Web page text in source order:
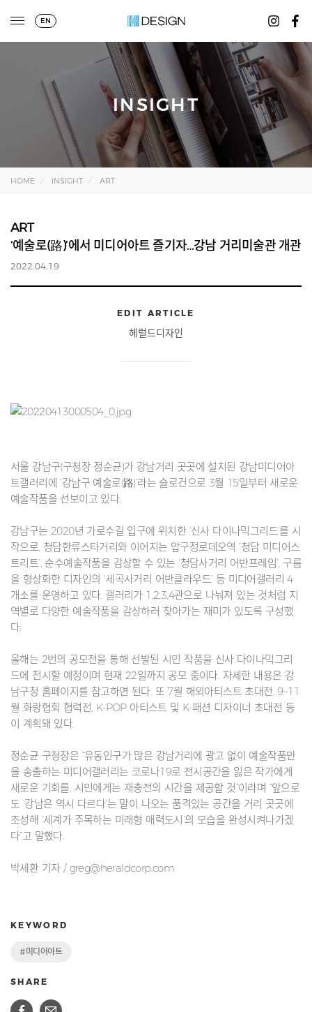
EN
INSIGHT
HOME INSIGHT ART
ART
‘예술로(路)’에서 미디어아트 즐기자…강남 거리미술관 개관
2022.04.19
EDIT ARTICLE
헤럴드디자인
서울 강남구(구청장 정순균)가 강남거리 곳곳에 설치된 강남미디어아
트갤러리에 ‘강남구 예술로(路)’라는 슬로건으로 3월 15일부터 새로운
예술작품을 선보이고 있다.
강남구는 2020년 가로수길 입구에 위치한 ‘신사 다이나믹그리드’를 시
작으로, 청담한류스타거리와 이어지는 압구정로데오역 ‘청담 미디어스
트리트’, 순수예술작품을 감상할 수 있는 ‘청담사거리 어반프레임’, 구름
을 형상화한 디자인의 ‘세곡사거리 어반클라우드’ 등 미디어갤러리 4
개소를 운영하고 있다. 갤러리가 1,2,3,4관으로 나눠져 있는 것처럼 지
역별로 다양한 예술작품을 감상하러 찾아가는 재미가 있도록 구성했
다.
올해는 2번의 공모전을 통해 선발된 시민 작품을 신사 다이나믹그리
드에 전시할 예정이며 현재 22일까지 공모 중이다. 자세한 내용은 강
남구청 홈페이지를 참고하면 된다. 또 7월 해외아티스트 초대전, 9~11
월 화랑협회 협력전, K-POP 아티스트 및 K-패션 디자이너 초대전 등
이 계획돼 있다.
정순균 구청장은 “유동인구가 많은 강남거리에 광고 없이 예술작품만
을 송출하는 미디어갤러리는 코로나19로 전시공간을 잃은 작가에게
새로운 기회를, 시민에게는 재충전의 시간을 제공할 것”이라며 “앞으로
도 ‘강남은 역시 다르다’는 말이 나오는 품격있는 공간을 거리 곳곳에
조성해 ‘세계가 주목하는 미래형 매력도시’의 모습을 완성시켜나가겠
다”고 말했다.
박세환 기자 / greg@heraldcorp.com
KEYWORD
#미디어아트
SHARE